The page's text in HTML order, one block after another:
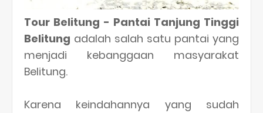
Tour Belitung - Pantai Tanjung Tinggi
Belitung adalah salah satu pantai yang
menjadi kebanggaan masyarakat
Belitung.
Karena keindahannya yang sudah